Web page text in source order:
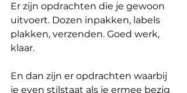
Er zijn opdrachten die je gewoon
uitvoert. Dozen inpakken, labels
plakken, verzenden. Goed werk,
klaar.
En dan zijn er opdrachten waarbij
je even stilstaat als je ermee bezig